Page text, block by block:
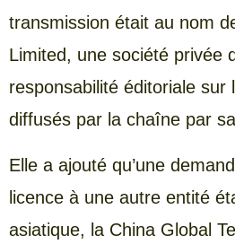
transmission était au nom
Limited, une société privée
responsabilité éditoriale sur
diffusés par la chaîne par
Elle a ajouté qu’une
licence à une autre entité
asiatique, la China Global